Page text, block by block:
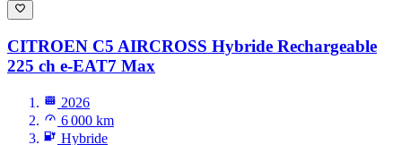
CITROEN C5 AIRCROSS Hybride Rechargeable
225 ch e-EAT7 Max
2026
6 000 km
Hybride